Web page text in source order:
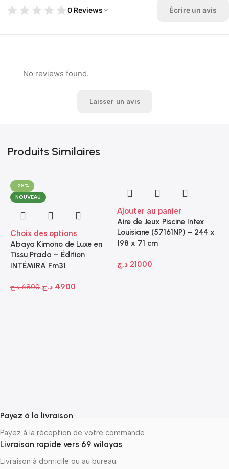
0 Reviews Écrire un avis
No reviews found.
Laisser un avis
Produits Similaires
-28%
NOUVEAU
Choix des options
Abaya Kimono de Luxe en
Tissu Prada – Édition
INTÉMIRA Fm31
6800 د.ج 4900 د.ج
Ajouter au panier
Aire de Jeux Piscine Intex
Louisiane (57161NP) – 244 x
198 x 71 cm
21000 د.ج
Payez à la livraison
Payez à la réception de votre commande.
Livraison rapide vers 69 wilayas
Livraison à domicile ou au bureau.